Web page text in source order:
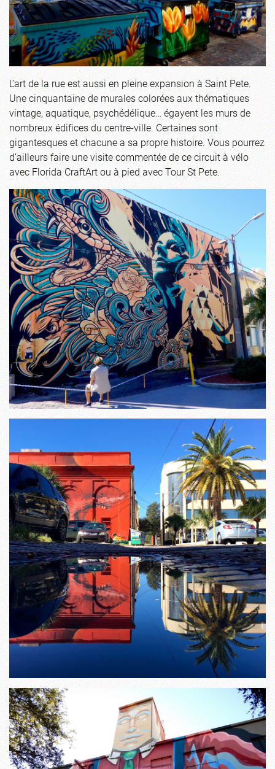
L’art de la rue est aussi en pleine expansion à Saint Pete.
Une cinquantaine de murales colorées aux thématiques
vintage, aquatique, psychédélique… égayent les murs de
nombreux édifices du centre-ville. Certaines sont
gigantesques et chacune a sa propre histoire. Vous pourrez
d’ailleurs faire une visite commentée de ce circuit à vélo
avec Florida CraftArt ou à pied avec Tour St Pete.